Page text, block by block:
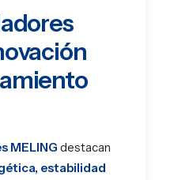
MELING destacan
estabilidad